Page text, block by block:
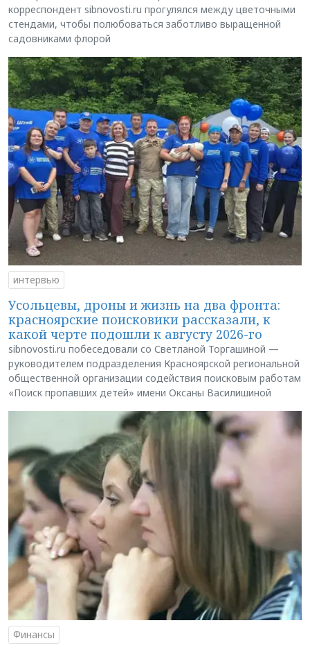
корреспондент sibnovosti.ru прогулялся между цветочными
стендами, чтобы полюбоваться заботливо выращенной
садовниками флорой
интервью
Усольцевы, дроны и жизнь на два фронта:
красноярские поисковики рассказали, к
какой черте подошли к августу 2026-го
sibnovosti.ru побеседовали со Светланой Торгашиной —
руководителем подразделения Красноярской региональной
общественной организации содействия поисковым работам
«Поиск пропавших детей» имени Оксаны Василишиной
Финансы